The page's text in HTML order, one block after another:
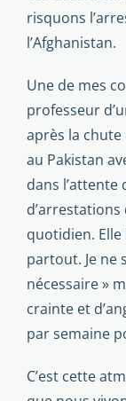
risquons
l’Afghanistan.
Une de mes
pro­fesseur
après la chute
au Pakistan
dans l’attente
quo­tidien. Elle
partout. Je ne
nécessaire »
crainte et
par semaine
C’est cette